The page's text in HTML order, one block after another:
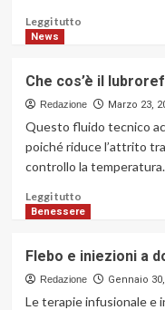
Leggi tuttoLeggi
NTS
Business
Experience:
per
che
silos
aziendali
News
Che cos’è il
Redazione Marzo 23,
Questo fluido tecnico
poiché riduce l’attrito
controllo la
Leggi tuttoLeggi
di
Che
cos’è
il
Benessere
Flebo e iniezioni a
Redazione Gennaio
Le terapie infusionale e